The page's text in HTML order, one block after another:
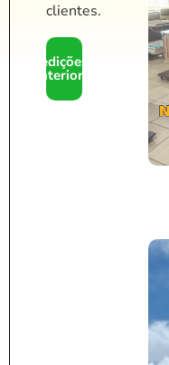
clientes.
edições
anteriores